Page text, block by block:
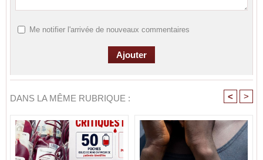
Me notifier l'arrivée de nouveaux commentaires
DANS LA MÊME RUBRIQUE : < >